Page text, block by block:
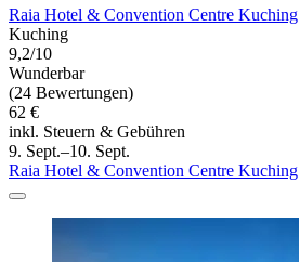
Raia Hotel & Convention Centre Kuching
Kuching
9,2/10
Wunderbar
(24 Bewertungen)
62 €
inkl. Steuern & Gebühren
9. Sept.–10. Sept.
Raia Hotel & Convention Centre Kuching